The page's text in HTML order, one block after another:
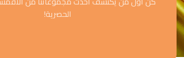
الحصرية!